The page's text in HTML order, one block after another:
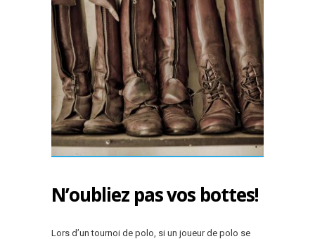
N’oubliez pas vos bottes!
Lors d’un tournoi de polo, si un joueur de polo se